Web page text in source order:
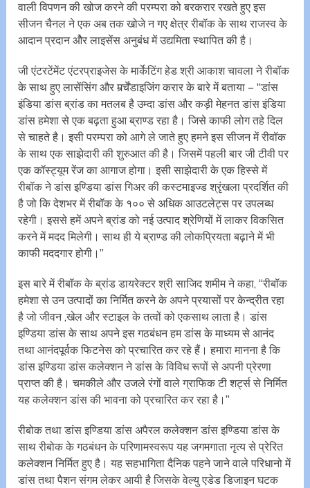
वाली विपणन की खोज करने की परम्परा को बरकरार रखते हुए इस
सीजन चैनल ने एक अब तक खोजे न गए क्षेत्र रीबॉक के साथ राजस्व के
आदान प्रदान ओैर लाइसेंस अनुबंध में उद्यमिता स्थापित की है।
जी एंटरटेंमेंट एंटरप्राइजेस के मार्केटिंग हेड श्री आकाश चावला ने रीबॉक
के साथ हुए लासेंसिंग और मर्र्चेंडाइजिंग करार के बारे में बताया – ‘‘डांस
इंडिया डांस ब्रांड का मतलब है उम्दा डांस और कड़ी मेहनत डांस इंडिया
डांस हमेशा से एक बढ़ता हुआ ब्राण्ड रहा है। जिसे काफी लोग तहे दिल
से चाहते है। इसी परम्परा को आगे ले जाते हुए हमने इस सीजन में रीवॉक
के साथ एक साझेदारी की शुरुआत की है। जिसमें पहली बार जी टीवी पर
एक कॉस्ट्यूम रेंज का आगाज होगा। इसी साझेदारी के एक हिस्से में
रीबॉक ने डांस इण्डिया डांस गिअर की कस्टमाइज्ड श्रृंखला प्रदर्शित की
है जो कि देशभर में रीबॉक के १०० से अधिक आउटलेट्स पर उपलब्ध
रहेगी। इससे हमें अपने ब्रांड को नई उत्पाद श्रेणियों में लाकर विकसित
करने में मदद मिलेगी। साथ ही ये ब्राण्ड की लोकप्रियता बढ़ाने में भी
काफी मददगार होगी।’’
इस बारे में रीबॉक के ब्रांड डायरेक्टर श्री साजिद शमीम ने कहा, ‘‘रीबॉक
हमेशा से उन उत्पादों का निर्मित करने के अपने प्रयासों पर केन्द्रीत रहा
है जो जीवन ,खेल और स्टाइल के तत्वों को एकसाथ लाता है। डांस
इण्डिया डांस के साथ अपने इस गठबंधन हम डांस के माध्यम से आनंद
तथा आनंदपूर्वक फिटनेस को प्रचारित कर रहे हैं। हमारा मानना है कि
डांस इण्डिया डांस कलेक्शन ने डांस के विविध रूपों से अपनी प्रेरणा
प्राप्त की है। चमकीले और उजले रंगों वाले ग्राफिक टी शर्ट्स से निर्मित
यह कलेक्शन डांस की भावना को प्रचारित कर रहा है।’’
रीबोक तथा डांस इण्डिया डांस अपैरल कलेक्शन डांस इण्डिया डांस के
साथ रीबोक के गठबंधन के परिणामस्वरूप यह जगमगाता नृत्य से प्रेरित
कलेक्शन निर्मित हुए है। यह सहभागिता दैनिक पहने जाने वाले परिधानो में
डांस तथा पैशन संगम लेकर आयी है जिसके वेल्यु एडेड डिजाइन घटक